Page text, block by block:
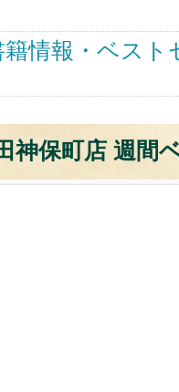
籍情報・ベスト
神保町店 週